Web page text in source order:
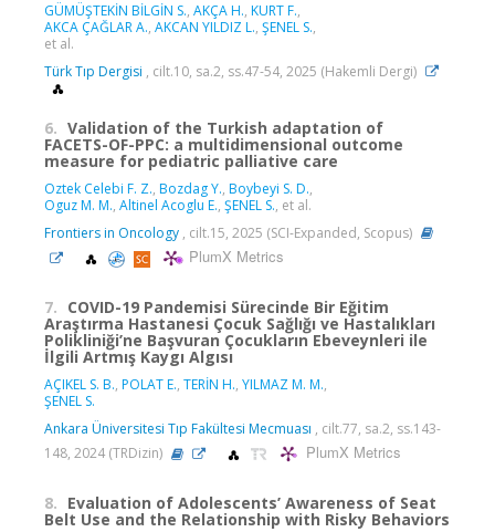
GÜMÜŞTEKİN BİLGİN S., AKÇA H., KURT F.,
AKCA ÇAĞLAR A., AKCAN YILDIZ L., ŞENEL S.,
et al.
Türk Tıp Dergisi , cilt.10, sa.2, ss.47-54, 2025 (Hakemli Dergi)
6. Validation of the Turkish adaptation of
FACETS-OF-PPC: a multidimensional outcome
measure for pediatric palliative care
Oztek Celebi F. Z., Bozdag Y., Boybeyi S. D.,
Oguz M. M., Altinel Acoglu E., ŞENEL S., et al.
Frontiers in Oncology , cilt.15, 2025 (SCI-Expanded, Scopus)
PlumX Metrics
7. COVID-19 Pandemisi Sürecinde Bir Eğitim
Araştırma Hastanesi Çocuk Sağlığı ve Hastalıkları
Polikliniği’ne Başvuran Çocukların Ebeveynleri ile
İlgili Artmış Kaygı Algısı
AÇIKEL S. B., POLAT E., TERİN H., YILMAZ M. M.,
ŞENEL S.
Ankara Üniversitesi Tıp Fakültesi Mecmuası , cilt.77, sa.2, ss.143-
148, 2024 (TRDizin)
PlumX Metrics
8. Evaluation of Adolescents’ Awareness of Seat
Belt Use and the Relationship with Risky Behaviors